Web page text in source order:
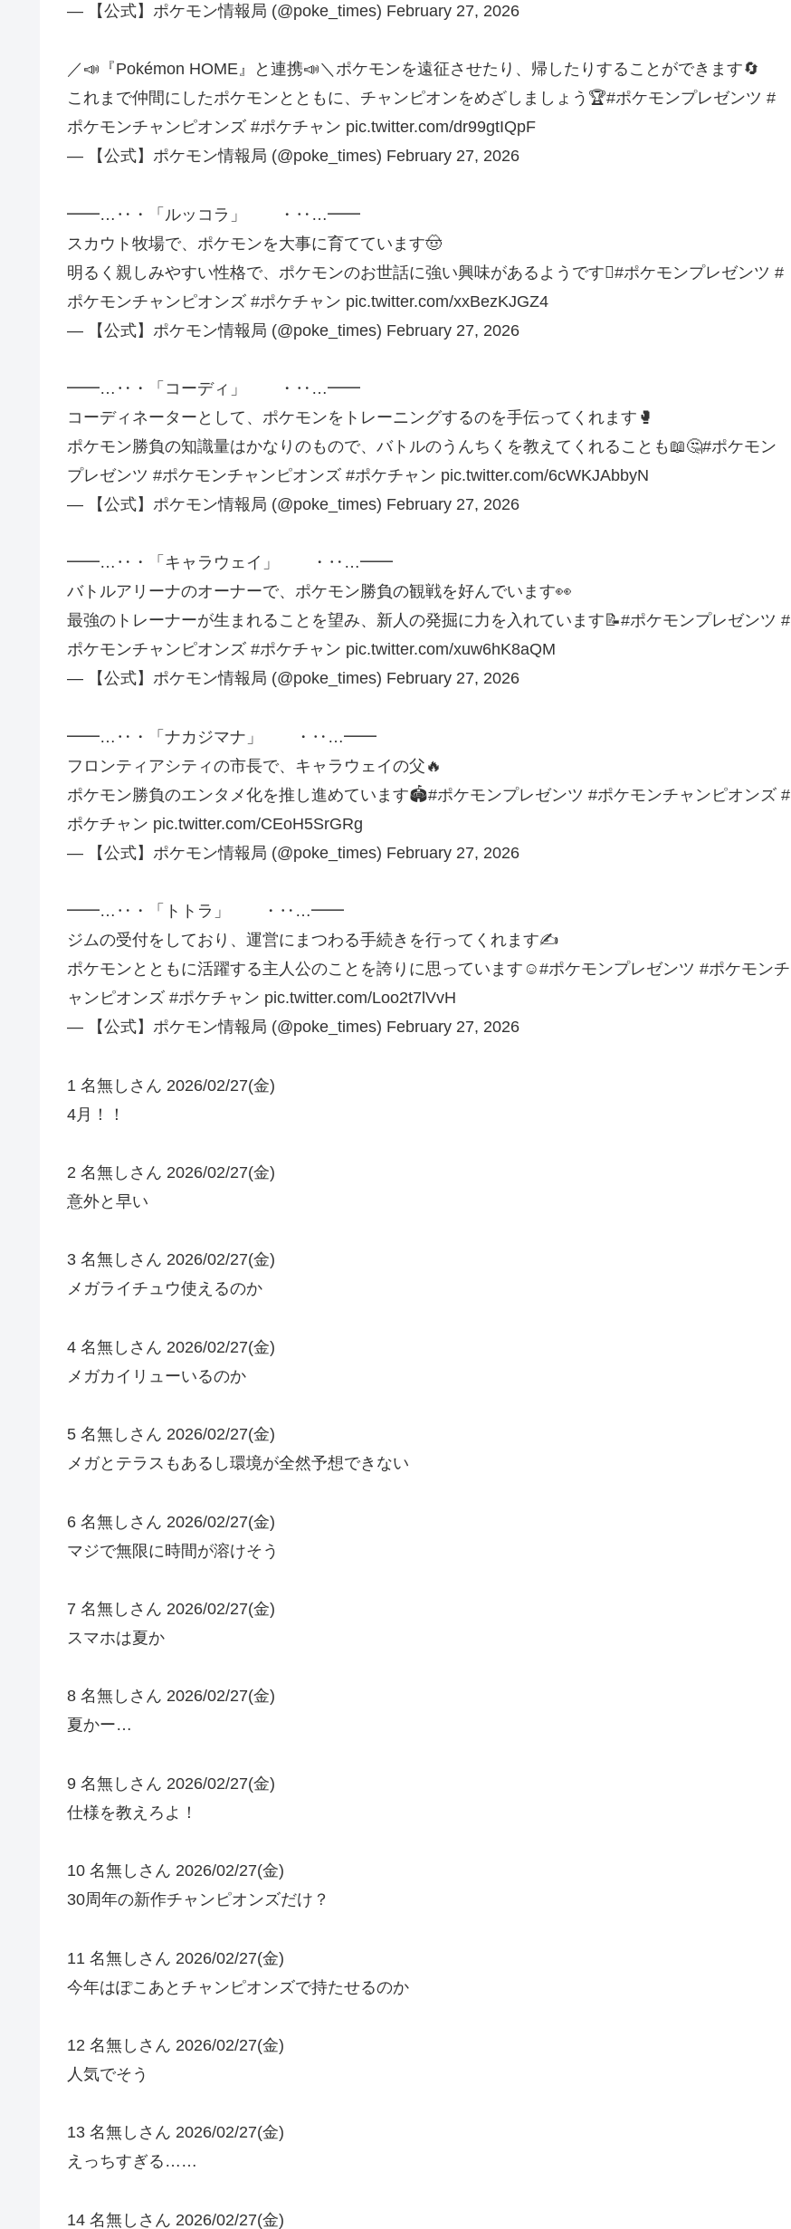
— 【公式】ポケモン情報局 (@poke_times) February 27, 2026
／📣『Pokémon HOME』と連携📣＼ポケモンを遠征させたり、帰したりすることができます🔄
これまで仲間にしたポケモンとともに、チャンピオンをめざしましょう🏆#ポケモンプレゼンツ #
ポケモンチャンピオンズ #ポケチャン pic.twitter.com/dr99gtIQpF
— 【公式】ポケモン情報局 (@poke_times) February 27, 2026
━━…‥・「ルッコラ」 ・‥…━━
スカウト牧場で、ポケモンを大事に育てています🤠
明るく親しみやすい性格で、ポケモンのお世話に強い興味があるようです🪏#ポケモンプレゼンツ #
ポケモンチャンピオンズ #ポケチャン pic.twitter.com/xxBezKJGZ4
— 【公式】ポケモン情報局 (@poke_times) February 27, 2026
━━…‥・「コーディ」 ・‥…━━
コーディネーターとして、ポケモンをトレーニングするのを手伝ってくれます🥊
ポケモン勝負の知識量はかなりのもので、バトルのうんちくを教えてくれることも📖🤔#ポケモン
プレゼンツ #ポケモンチャンピオンズ #ポケチャン pic.twitter.com/6cWKJAbbyN
— 【公式】ポケモン情報局 (@poke_times) February 27, 2026
━━…‥・「キャラウェイ」 ・‥…━━
バトルアリーナのオーナーで、ポケモン勝負の観戦を好んでいます👀
最強のトレーナーが生まれることを望み、新人の発掘に力を入れています📝#ポケモンプレゼンツ #
ポケモンチャンピオンズ #ポケチャン pic.twitter.com/xuw6hK8aQM
— 【公式】ポケモン情報局 (@poke_times) February 27, 2026
━━…‥・「ナカジマナ」 ・‥…━━
フロンティアシティの市長で、キャラウェイの父🔥
ポケモン勝負のエンタメ化を推し進めています🏟️#ポケモンプレゼンツ #ポケモンチャンピオンズ #
ポケチャン pic.twitter.com/CEoH5SrGRg
— 【公式】ポケモン情報局 (@poke_times) February 27, 2026
━━…‥・「トトラ」 ・‥…━━
ジムの受付をしており、運営にまつわる手続きを行ってくれます✍️
ポケモンとともに活躍する主人公のことを誇りに思っています☺️#ポケモンプレゼンツ #ポケモンチ
ャンピオンズ #ポケチャン pic.twitter.com/Loo2t7lVvH
— 【公式】ポケモン情報局 (@poke_times) February 27, 2026
1 名無しさん 2026/02/27(金)
4月！！
2 名無しさん 2026/02/27(金)
意外と早い
3 名無しさん 2026/02/27(金)
メガライチュウ使えるのか
4 名無しさん 2026/02/27(金)
メガカイリューいるのか
5 名無しさん 2026/02/27(金)
メガとテラスもあるし環境が全然予想できない
6 名無しさん 2026/02/27(金)
マジで無限に時間が溶けそう
7 名無しさん 2026/02/27(金)
スマホは夏か
8 名無しさん 2026/02/27(金)
夏かー…
9 名無しさん 2026/02/27(金)
仕様を教えろよ！
10 名無しさん 2026/02/27(金)
30周年の新作チャンピオンズだけ？
11 名無しさん 2026/02/27(金)
今年はぽこあとチャンピオンズで持たせるのか
12 名無しさん 2026/02/27(金)
人気でそう
13 名無しさん 2026/02/27(金)
えっちすぎる……
14 名無しさん 2026/02/27(金)